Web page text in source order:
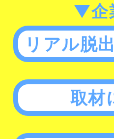
▼企
リアル脱
取材